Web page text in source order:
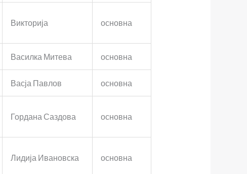
Викторија основна
Василка Митева основна
Васја Павлов основна
Гордана Саздова основна
Лидија Ивановска основна